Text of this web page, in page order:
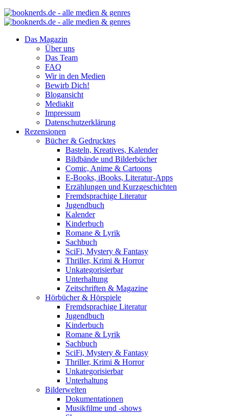
Das Magazin
Über uns
Das Team
FAQ
Wir in den Medien
Bewirb Dich!
Blogansicht
Mediakit
Impressum
Datenschutzerklärung
Rezensionen
Bücher & Gedrucktes
Basteln, Kreatives, Kalender
Bildbände und Bilderbücher
Comic, Anime & Cartoons
E-Books, iBooks, Literatur-Apps
Erzählungen und Kurzgeschichten
Fremdsprachige Literatur
Jugendbuch
Kalender
Kinderbuch
Romane & Lyrik
Sachbuch
SciFi, Mystery & Fantasy
Thriller, Krimi & Horror
Unkategorisierbar
Unterhaltung
Zeitschriften & Magazine
Hörbücher & Hörspiele
Fremdsprachige Literatur
Jugendbuch
Kinderbuch
Romane & Lyrik
Sachbuch
SciFi, Mystery & Fantasy
Thriller, Krimi & Horror
Unkategorisierbar
Unterhaltung
Bilderwelten
Dokumentationen
Musikfilme und -shows